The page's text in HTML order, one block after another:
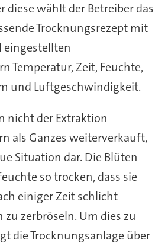
diese wählt der Betreiber das
Trocknungsrezept mit
eingestellten
Temperatur, Zeit, Feuchte,
und Luftgeschwindigkeit.
nicht der Extraktion
als Ganzes weiterverkauft,
Situation dar. Die Blüten
so trocken, dass sie
einiger Zeit schlicht
zerbröseln. Um dies zu
die Trocknungsanlage über